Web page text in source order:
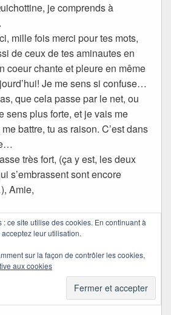
je comprends à
mille fois merci pour tes mots,
de ceux de tes aminautes en
coeur chante et pleure en même
Je me sens si confuse…
que cela passe par le net, ou
sens plus forte, et je vais me
battre, tu as raison. C’est dans
très fort, (ça y est, les deux
s’embrassent sont encore
Amie,
09/2011 à 18:51a dit :
pourtant y croire tout à fait, que tu
ce site utilise des cookies. En continuant à
leur utilisation.
sur la façon de contrôler les cookies,
aux cookies